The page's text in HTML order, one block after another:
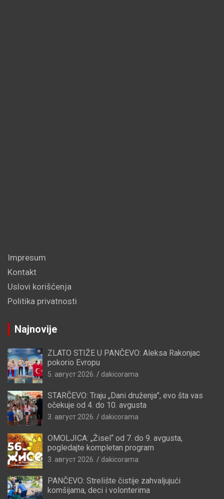
Impresum
Kontakt
Uslovi korišćenja
Politika privatnosti
Najnovije
ZLATO STIŽE U PANČEVO: Aleksa Rakonjac
pokorio Evropu
5. август 2026. dakicorama
STARČEVO: Traju „Dani druženja”, evo šta vas
očekuje od 4. do 10. avgusta
3. август 2026. dakicorama
OMOLJICA: „Žisel“ od 7. do 9. avgusta,
pogledajte kompletan program
3. август 2026. dakicorama
PANČEVO: Strelište čistije zahvaljujući
komšijama, deci i volonterima